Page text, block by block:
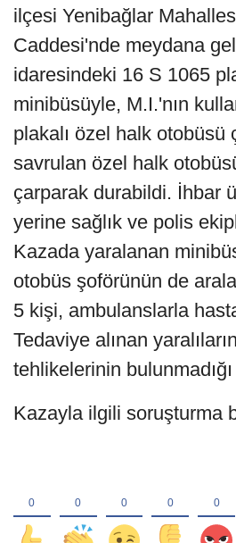
ilçesi Yenibağlar
Caddesi'nde meydana
idaresindeki 16 S 1065
minibüsüyle, M.I.'nın
plakalı özel halk otobüsü
savrulan özel halk
çarparak durabildi. İhbar
yerine sağlık ve polis
Kazada yaralanan
otobüs şoförünün de
5 kişi, ambulanslarla
Tedaviye alınan
tehlikelerinin
Kazayla ilgili soruşturma